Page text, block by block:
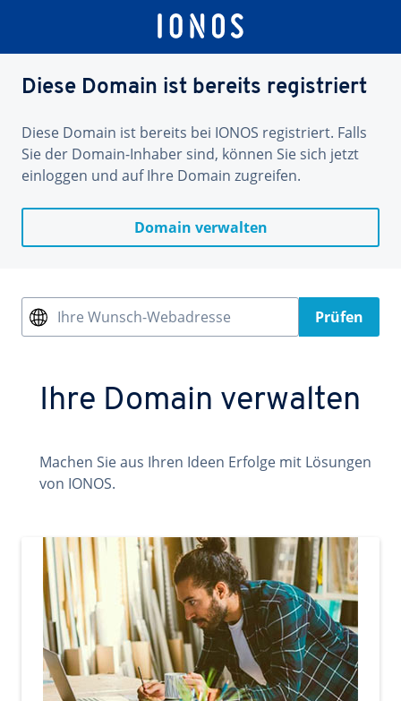
Diese Domain ist bereits registriert
Diese Domain ist bereits bei IONOS registriert. Falls
Sie der Domain-Inhaber sind, können Sie sich jetzt
einloggen und auf Ihre Domain zugreifen.
Domain verwalten
Ihre Wunsch-Webadresse Prüfen
Ihre Domain verwalten
Machen Sie aus Ihren Ideen Erfolge mit Lösungen
von IONOS.